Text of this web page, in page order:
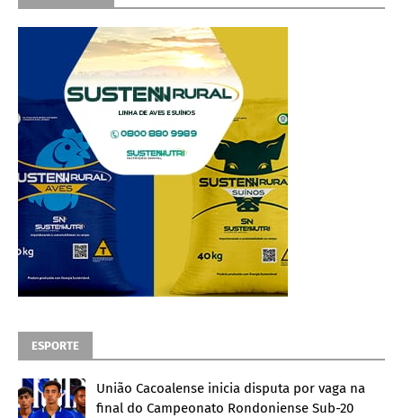
ESPORTE
União Cacoalense inicia disputa por vaga na
final do Campeonato Rondoniense Sub-20